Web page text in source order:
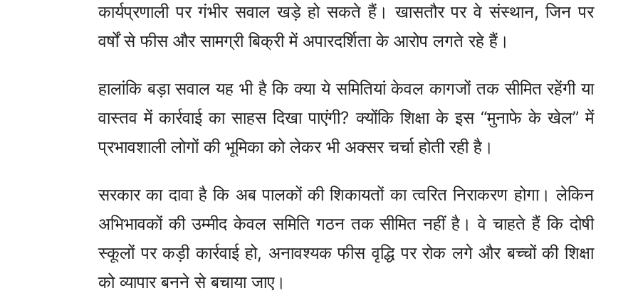
कार्यप्रणाली पर गंभीर सवाल खड़े हो सकते हैं। खासतौर पर वे संस्थान, जिन पर
वर्षों से फीस और सामग्री बिक्री में अपारदर्शिता के आरोप लगते रहे हैं।
हालांकि बड़ा सवाल यह भी है कि क्या ये समितियां केवल कागजों तक सीमित रहेंगी या
वास्तव में कार्रवाई का साहस दिखा पाएंगी? क्योंकि शिक्षा के इस “मुनाफे के खेल” में
प्रभावशाली लोगों की भूमिका को लेकर भी अक्सर चर्चा होती रही है।
सरकार का दावा है कि अब पालकों की शिकायतों का त्वरित निराकरण होगा। लेकिन
अभिभावकों की उम्मीद केवल समिति गठन तक सीमित नहीं है। वे चाहते हैं कि दोषी
स्कूलों पर कड़ी कार्रवाई हो, अनावश्यक फीस वृद्धि पर रोक लगे और बच्चों की शिक्षा
को व्यापार बनने से बचाया जाए।